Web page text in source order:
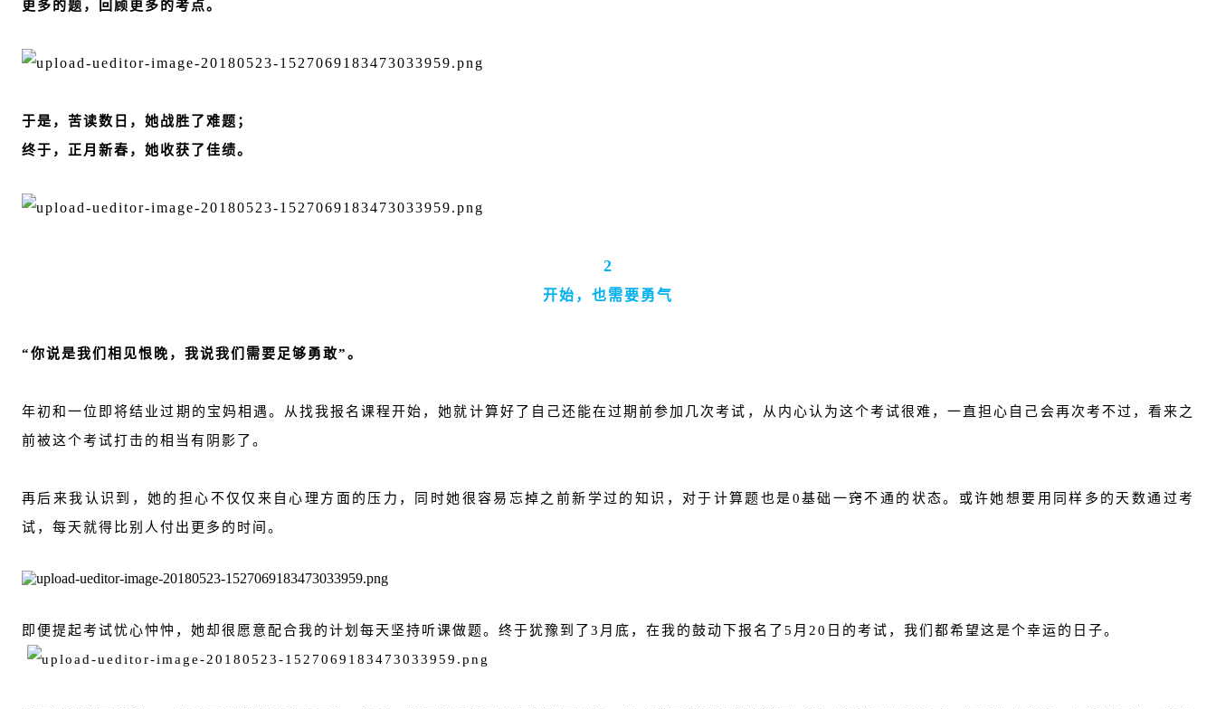
更多的题，回顾更多的考点。
于是，苦读数日，她战胜了难题；
终于，正月新春，她收获了佳绩。
2
开始，也需要勇气
“你说是我们相见恨晚，我说我们需要足够勇敢”。
年初和一位即将结业过期的宝妈相遇。从找我报名课程开始，她就计算好了自己还能在过期前参加几次考试，从内心认为这个考试很难，一直担心自己会再次考不过，看来之
前被这个考试打击的相当有阴影了。
再后来我认识到，她的担心不仅仅来自心理方面的压力，同时她很容易忘掉之前新学过的知识，对于计算题也是0基础一窍不通的状态。或许她想要用同样多的天数通过考
试，每天就得比别人付出更多的时间。
即便提起考试忧心忡忡，她却很愿意配合我的计划每天坚持听课做题。终于犹豫到了3月底，在我的鼓动下报名了5月20日的考试，我们都希望这是个幸运的日子。